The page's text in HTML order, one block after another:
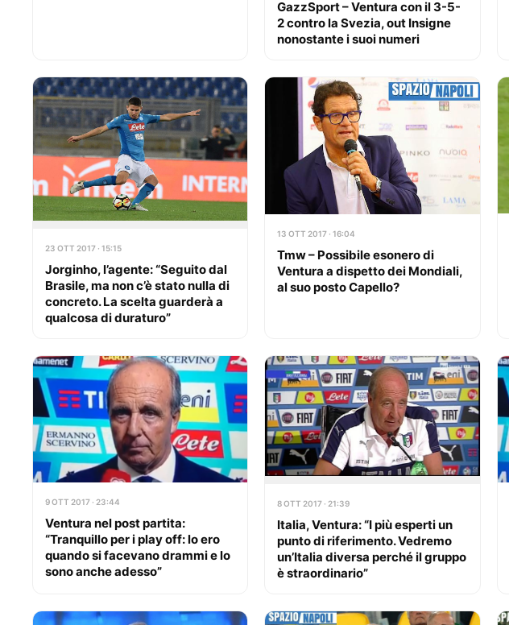
GazzSport – Ventura con il 3-5-
2 contro la Svezia, out Insigne
nonostante i suoi numeri
23 OTT 2017 · 15:15
Jorginho, l’agente: “Seguito dal
Brasile, ma non c’è stato nulla di
concreto. La scelta guarderà a
qualcosa di duraturo”
13 OTT 2017 · 16:04
Tmw – Possibile esonero di
Ventura a dispetto dei Mondiali,
al suo posto Capello?
9 OTT 2017 · 23:44
Ventura nel post partita:
“Tranquillo per i play off: lo ero
quando si facevano drammi e lo
sono anche adesso”
8 OTT 2017 · 21:39
Italia, Ventura: “I più esperti un
punto di riferimento. Vedremo
un’Italia diversa perché il gruppo
è straordinario”